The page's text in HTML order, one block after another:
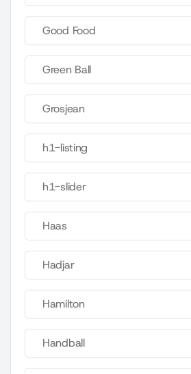
Good Food
Green Ball
Grosjean
h1-listing
h1-slider
Haas
Hadjar
Hamilton
Handball